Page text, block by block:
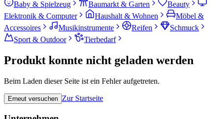
Baby & Spielzeug Baumarkt & Garten
Beauty
Elektronik & Computer
Haushalt & Wohnen
Möbel &
Accessoires
Musikinstrumente Reifen
Schmuck
Sport & Outdoor
Tierbedarf
Produkt konnte nicht geladen werden
Beim Laden dieser Seite ist ein Fehler aufgetreten.
Erneut versuchen Zur Startseite